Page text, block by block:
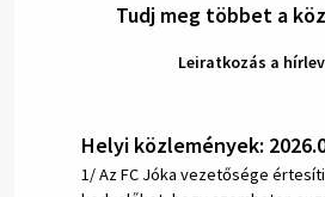
Tudj meg többet a
Leiratkozás a
Helyi közlemények:
1/ Az FC Jóka vezetősége